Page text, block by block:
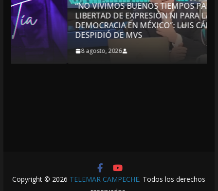
“NO VIVIMOS BUENOS TIEMPOS PARA LA
LIBERTAD DE EXPRESIÓN NI PARA LA
DEMOCRACIA EN MÉXICO”: LUIS CÁRDENAS; SE
DESPIDIÓ DE MVS
8 agosto, 2026
Copyright © 2026 TELEMAR CAMPECHE. Todos los derechos